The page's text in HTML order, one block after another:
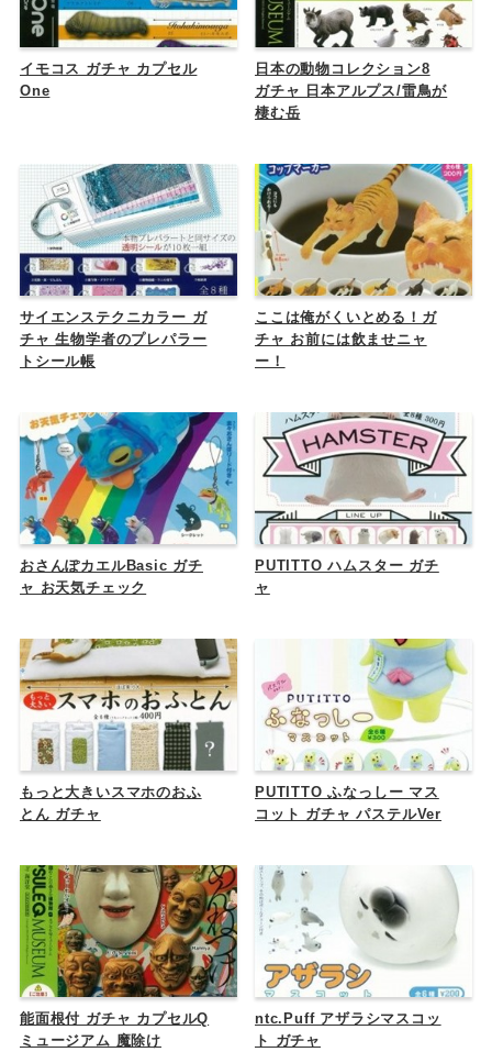
イモコス ガチャ カプセル
One
日本の動物コレクション8
ガチャ 日本アルプス/雷鳥が
棲む岳
サイエンステクニカラー ガ
チャ 生物学者のプレパラー
トシール帳
ここは俺がくいとめる！ガ
チャ お前には飲ませニャ
ー！
おさんぽカエルBasic ガチ
ャ お天気チェック
PUTITTO ハムスター ガチ
ャ
もっと大きいスマホのおふ
とん ガチャ
PUTITTO ふなっしー マス
コット ガチャ パステルVer
能面根付 ガチャ カプセルQ
ミュージアム 魔除け
ntc.Puff アザラシマスコッ
ト ガチャ